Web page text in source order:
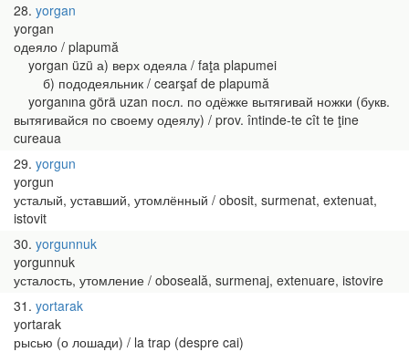
28 yorgan
yorgan
одеяло / plapumă
yorgan üzü а) верх одеяла / faţa plapumei
б) пододеяльник / cearşaf de plapumă
yorganına görä uzan посл. по одёжке вытягивай ножки (букв.
вытягивайся по своему одеялу) / prov. întinde-te cît te ţine
cureaua
29 yorgun
yorgun
усталый, уставший, утомлённый / obosit, surmenat, extenuat,
istovit
30 yorgunnuk
yorgunnuk
усталость, утомление / oboseală, surmenaj, extenuare, istovire
31 yortarak
yortarak
рысью (о лошади) / la trap (despre cai)